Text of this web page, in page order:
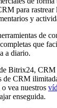
para rastrear
y
de
que
a diario.
Bitrix24, CRM
de CRM
o vea nuestros
enseguida.